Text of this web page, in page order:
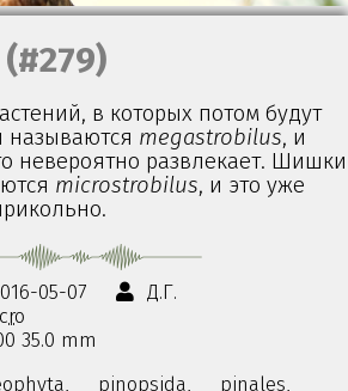
(#279)
в которых потом будут
называются megastrobilus, и
невероятно развлекает. Шишки
microstrobilus, и это уже
05-07
Д.Г.
35.0 mm
pinopsida,
pinales,